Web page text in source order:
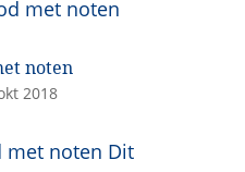
noten
2018
met noten Dit